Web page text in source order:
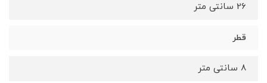
26 سانتی متر
قطر
8 سانتی متر